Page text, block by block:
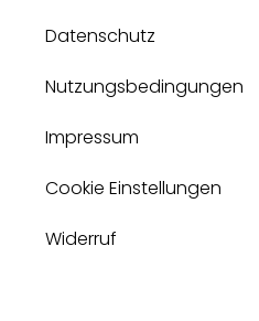
Datenschutz
Nutzungsbedingungen
Impressum
Cookie Einstellungen
Widerruf